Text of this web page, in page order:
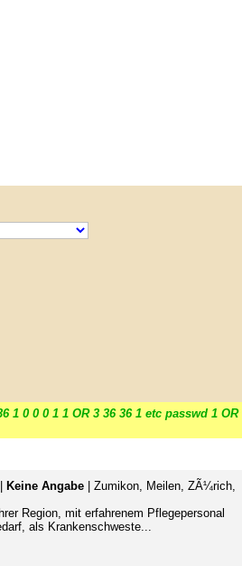
1 0 0 0 1 1 OR 3 36 36 1 etc passwd 1 OR
Keine Angabe | Zumikon, Meilen, ZÃ¼rich,
Region, mit erfahrenem Pflegepersonal
als Krankenschweste...